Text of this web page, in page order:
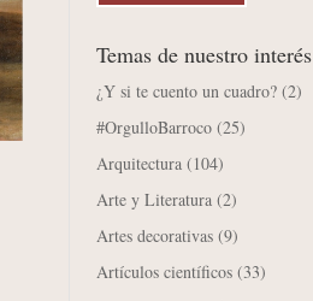
Temas de nuestro interés
¿Y si te cuento un cuadro? (2)
#OrgulloBarroco (25)
Arquitectura (104)
Arte y Literatura (2)
Artes decorativas (9)
Artículos científicos (33)